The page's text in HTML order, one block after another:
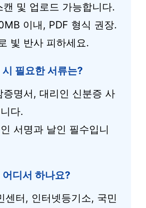
캔 및 업로드 가능합니다.
이내, PDF 형식 권장.
빛 반사 피하세요.
필요한 서류는?
증명서, 대리인 신분증 사
다.
서명과 날인 필수입니
디서 하나요?
센터, 인터넷등기소, 국민